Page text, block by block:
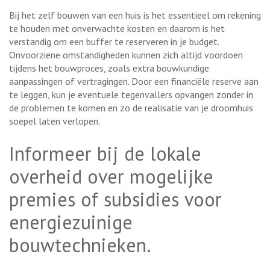
Bij het zelf bouwen van een huis is het essentieel om rekening
te houden met onverwachte kosten en daarom is het
verstandig om een buffer te reserveren in je budget.
Onvoorziene omstandigheden kunnen zich altijd voordoen
tijdens het bouwproces, zoals extra bouwkundige
aanpassingen of vertragingen. Door een financiële reserve aan
te leggen, kun je eventuele tegenvallers opvangen zonder in
de problemen te komen en zo de realisatie van je droomhuis
soepel laten verlopen.
Informeer bij de lokale
overheid over mogelijke
premies of subsidies voor
energiezuinige
bouwtechnieken.